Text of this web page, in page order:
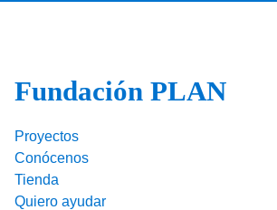
o
k
n
tir
Fundación PLAN
Proyectos
Conócenos
Tienda
Quiero ayudar